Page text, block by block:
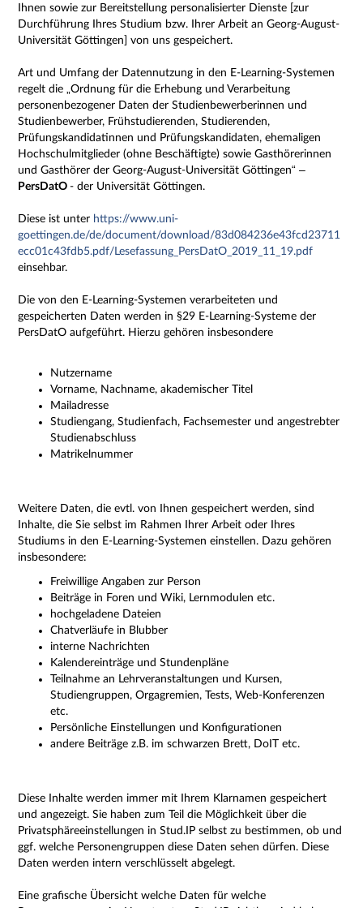
Ihnen sowie zur Bereitstellung personalisierter Dienste [zur
Durchführung Ihres Studium bzw. Ihrer Arbeit an Georg-August-
Universität Göttingen] von uns gespeichert.
Art und Umfang der Datennutzung in den E-Learning-Systemen
regelt die „Ordnung für die Erhebung und Verarbeitung
personenbezogener Daten der Studienbewerberinnen und
Studienbewerber, Frühstudierenden, Studierenden,
Prüfungskandidatinnen und Prüfungskandidaten, ehemaligen
Hochschulmitglieder (ohne Beschäftigte) sowie Gasthörerinnen
und Gasthörer der Georg-August-Universität Göttingen“ –
PersDatO - der Universität Göttingen.
Diese ist unter https://www.uni-
goettingen.de/de/document/download/83d084236e43fcd23711
ecc01c43fdb5.pdf/Lesefassung_PersDatO_2019_11_19.pdf
einsehbar.
Die von den E-Learning-Systemen verarbeiteten und
gespeicherten Daten werden in §29 E-Learning-Systeme der
PersDatO aufgeführt. Hierzu gehören insbesondere
Nutzername
Vorname, Nachname, akademischer Titel
Mailadresse
Studiengang, Studienfach, Fachsemester und angestrebter
Studienabschluss
Matrikelnummer
Weitere Daten, die evtl. von Ihnen gespeichert werden, sind
Inhalte, die Sie selbst im Rahmen Ihrer Arbeit oder Ihres
Studiums in den E-Learning-Systemen einstellen. Dazu gehören
insbesondere:
Freiwillige Angaben zur Person
Beiträge in Foren und Wiki, Lernmodulen etc.
hochgeladene Dateien
Chatverläufe in Blubber
interne Nachrichten
Kalendereinträge und Stundenpläne
Teilnahme an Lehrveranstaltungen und Kursen,
Studiengruppen, Orgagremien, Tests, Web-Konferenzen
etc.
Persönliche Einstellungen und Konfigurationen
andere Beiträge z.B. im schwarzen Brett, DoIT etc.
Diese Inhalte werden immer mit Ihrem Klarnamen gespeichert
und angezeigt. Sie haben zum Teil die Möglichkeit über die
Privatsphäreeinstellungen in Stud.IP selbst zu bestimmen, ob und
ggf. welche Personengruppen diese Daten sehen dürfen. Diese
Daten werden intern verschlüsselt abgelegt.
Eine grafische Übersicht welche Daten für welche